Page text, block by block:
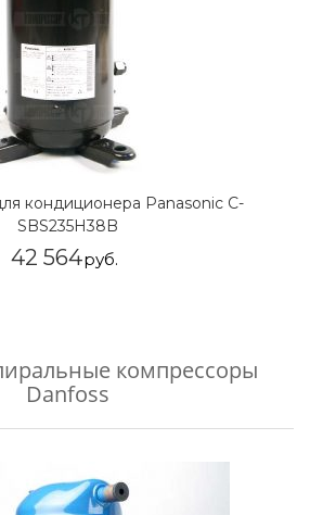
кондиционера Panasonic C-
SBS235H38B
42 564руб.
компрессоры
Danfoss